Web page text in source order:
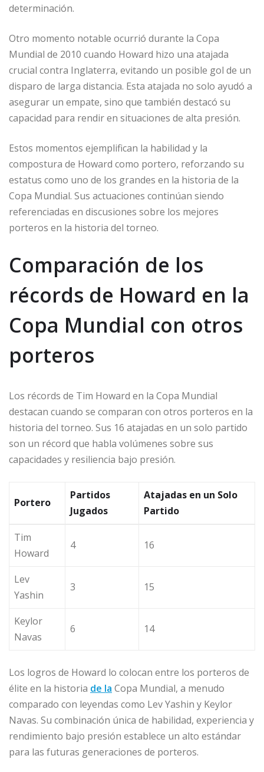
determinación.
Otro momento notable ocurrió durante la Copa
Mundial de 2010 cuando Howard hizo una atajada
crucial contra Inglaterra, evitando un posible gol de un
disparo de larga distancia. Esta atajada no solo ayudó a
asegurar un empate, sino que también destacó su
capacidad para rendir en situaciones de alta presión.
Estos momentos ejemplifican la habilidad y la
compostura de Howard como portero, reforzando su
estatus como uno de los grandes en la historia de la
Copa Mundial. Sus actuaciones continúan siendo
referenciadas en discusiones sobre los mejores
porteros en la historia del torneo.
Comparación de los
récords de Howard en la
Copa Mundial con otros
porteros
Los récords de Tim Howard en la Copa Mundial
destacan cuando se comparan con otros porteros en la
historia del torneo. Sus 16 atajadas en un solo partido
son un récord que habla volúmenes sobre sus
capacidades y resiliencia bajo presión.
Portero
Partidos
Jugados
Atajadas en un Solo
Partido
Tim
Howard
4 16
Lev
Yashin
3 15
Keylor
Navas
6 14
Los logros de Howard lo colocan entre los porteros de
élite en la historia de la Copa Mundial, a menudo
comparado con leyendas como Lev Yashin y Keylor
Navas. Su combinación única de habilidad, experiencia y
rendimiento bajo presión establece un alto estándar
para las futuras generaciones de porteros.